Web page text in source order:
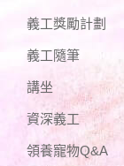
義工獎勵計劃
義工隨筆
講坐
資深義工
領養寵物Q&A